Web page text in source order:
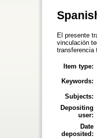
El presente
vinculación
transferencia
Item type:
Keywords:
Subjects:
Depositing
user:
Date
deposited: